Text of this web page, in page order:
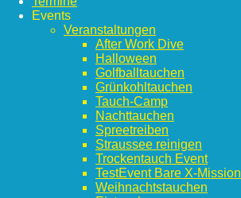
Events
Veranstaltungen
After Work Dive
Halloween
Golfballtauchen
Grünkohltauchen
Tauch-Camp
Nachttauchen
Spreetreiben
Straussee reinigen
Trockentauch Event
TestEvent Bare X-Mission
Weihnachtstauchen